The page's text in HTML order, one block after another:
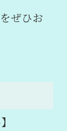
ぜひお